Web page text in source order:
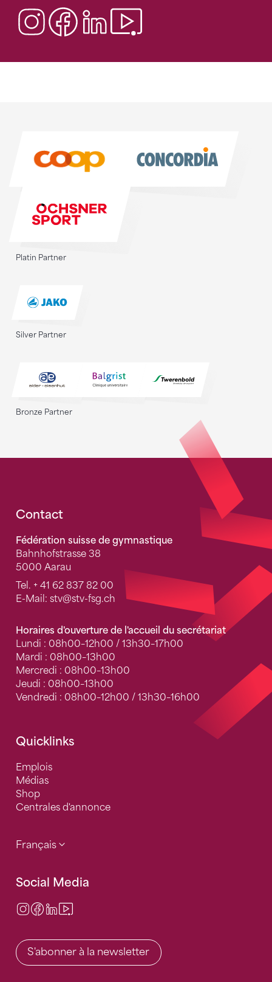
Platin Partner
Silver Partner
Bronze Partner
Fusszeile
Contact
Fédération suisse de gymnastique
Bahnhofstrasse 38
5000 Aarau
Tel. + 41 62 837 82 00
E-Mail: stv@stv-fsg.ch
Horaires d'ouverture de l'accueil du secrétariat
Lundi : 08h00–12h00 / 13h30–17h00
Mardi : 08h00–13h00
Mercredi : 08h00–13h00
Jeudi : 08h00–13h00
Vendredi : 08h00–12h00 / 13h30–16h00
Quicklinks
Emplois
Médias
Shop
Centrales d'annonce
Français
Social Media
Instagram
Facebook
LinkedIn
S'abonner à la newsletter